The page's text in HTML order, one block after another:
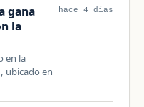
gana
la
en la
ubicado en
hace 4 días